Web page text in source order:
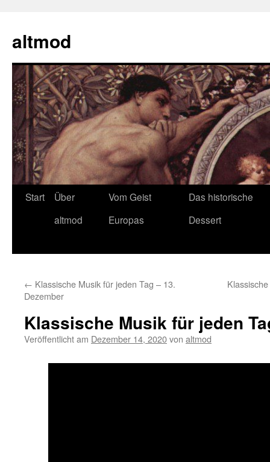
springen
altmod
Start
Über
altmod
Vom Geist
Europas
Das historische
Dessert
← Klassische Musik für jeden Tag – 13.
Dezember
Klassische Musik für jeden
Veröffentlicht am Dezember 14, 2020von altmod